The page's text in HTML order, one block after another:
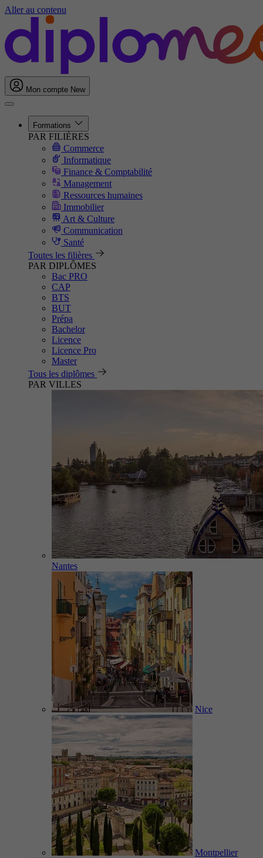
Aller au contenu
Mon compte New
Formations
PAR FILIÈRES
Commerce
Informatique
Finance & Comptabilité
Management
Ressources humaines
Immobilier
Art & Culture
Communication
Santé
Toutes les filières
PAR DIPLÔMES
Bac PRO
CAP
BTS
BUT
Prépa
Bachelor
Licence
Licence Pro
Master
Tous les diplômes
PAR VILLES
Nantes
Nice
Montpellier